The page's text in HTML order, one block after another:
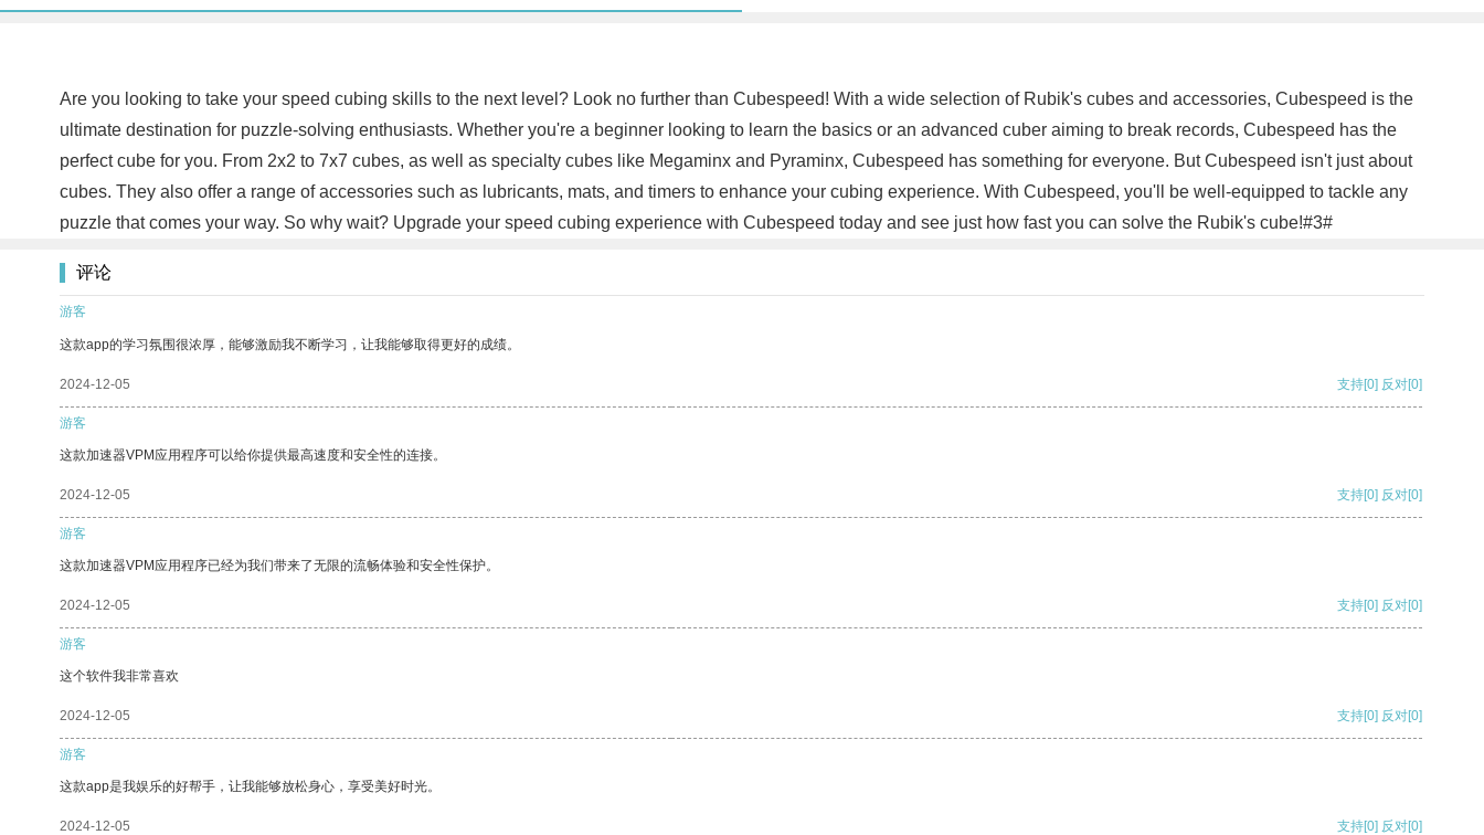
Are you looking to take your speed cubing skills to the next level? Look no further than Cubespeed! With a wide selection of Rubik's cubes and accessories, Cubespeed is the
ultimate destination for puzzle-solving enthusiasts. Whether you're a beginner looking to learn the basics or an advanced cuber aiming to break records, Cubespeed has the
perfect cube for you. From 2x2 to 7x7 cubes, as well as specialty cubes like Megaminx and Pyraminx, Cubespeed has something for everyone. But Cubespeed isn't just about
cubes. They also offer a range of accessories such as lubricants, mats, and timers to enhance your cubing experience. With Cubespeed, you'll be well-equipped to tackle any
puzzle that comes your way. So why wait? Upgrade your speed cubing experience with Cubespeed today and see just how fast you can solve the Rubik's cube!#3#
评论
游客
这款app的学习氛围很浓厚，能够激励我不断学习，让我能够取得更好的成绩。
2024-12-05 支持[0] 反对[0]
游客
这款加速器VPM应用程序可以给你提供最高速度和安全性的连接。
2024-12-05 支持[0] 反对[0]
游客
这款加速器VPM应用程序已经为我们带来了无限的流畅体验和安全性保护。
2024-12-05 支持[0] 反对[0]
游客
这个软件我非常喜欢
2024-12-05 支持[0] 反对[0]
游客
这款app是我娱乐的好帮手，让我能够放松身心，享受美好时光。
2024-12-05 支持[0] 反对[0]